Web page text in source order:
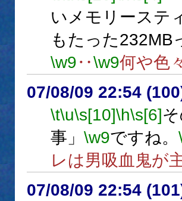
いメモリーステ
もたった232MB
\w9‥\w9何や色
07/08/09 22:54
\t\u\s[10]\h\s[6]
事」 \w9ですね。
レは男吸血鬼が
07/08/09 22:54